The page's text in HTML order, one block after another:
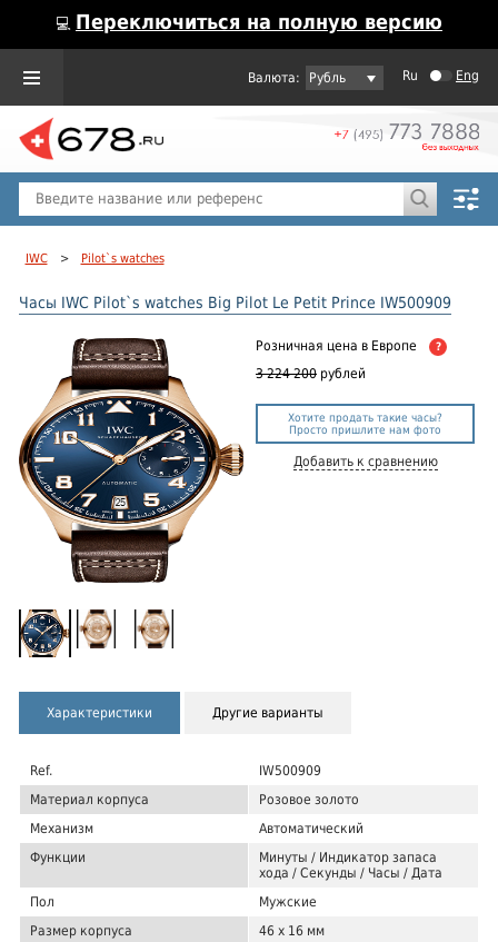
💻 Переключиться на полную версию
Рубль Ru Eng
IWC > Pilot`s watches
Часы IWC Pilot`s watches Big Pilot Le Petit Prince IW500909
Розничная цена в Европе ?
3 224 200 рублей
Хотите продать такие часы?
Просто пришлите нам фото
Добавить к сравнению
Характеристики Другие варианты
Ref.
IW500909
Материал корпуса
Розовое золото
Механизм
Автоматический
Функции
Минуты / Индикатор запаса
хода / Секунды / Часы / Дата
Пол
Мужские
Размер корпуса
46 х 16 мм